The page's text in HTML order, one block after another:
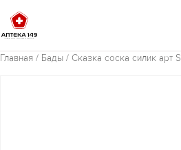
Главная / Бады / Сказка соска силик арт S